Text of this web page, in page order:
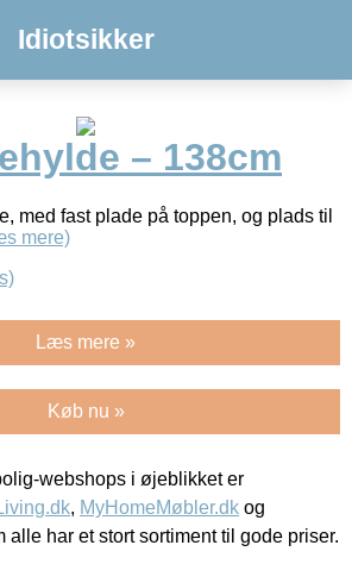
Idiotsikker
– 138cm
med fast plade på toppen, og plads til
mere)
Læs mere »
Køb nu »
webshops i øjeblikket er
, MyHomeMøbler.dk og
alle har et stort sortiment til gode priser.